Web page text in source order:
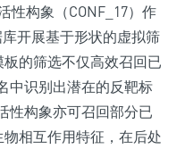
性构象（CONF_17）作
开展基于形状的虚拟筛
的筛选不仅高效召回已
中识别出潜在的反靶标
性构象亦可召回部分已
相互作用特征，在后处